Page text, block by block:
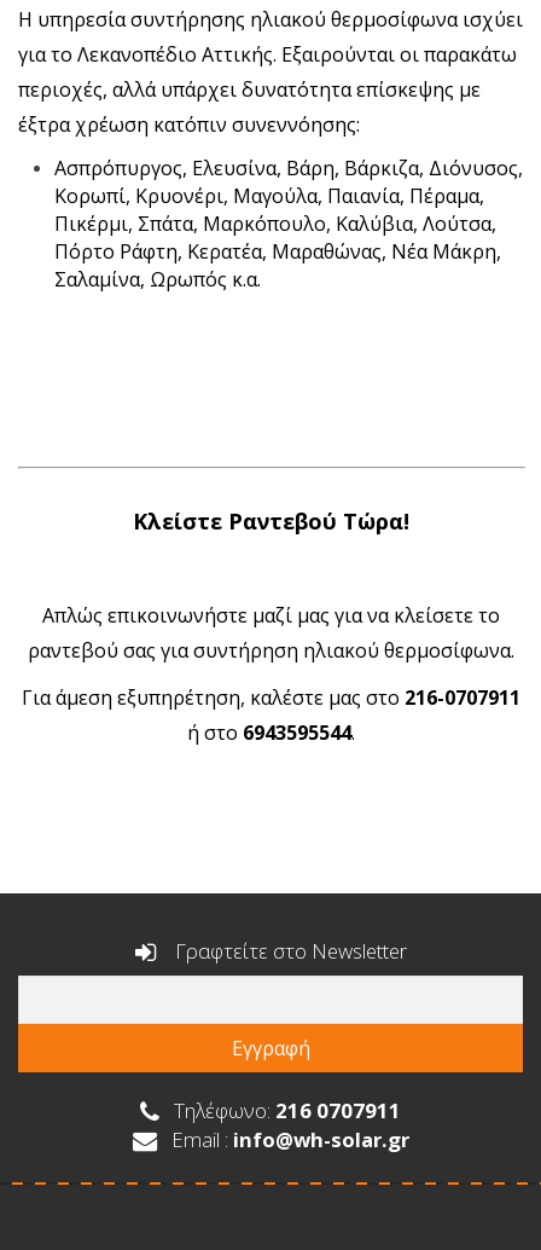
Η υπηρεσία συντήρησης ηλιακού θερμοσίφωνα ισχύει
για το Λεκανοπέδιο Αττικής. Εξαιρούνται οι παρακάτω
περιοχές, αλλά υπάρχει δυνατότητα επίσκεψης με
έξτρα χρέωση κατόπιν συνεννόησης:
Ασπρόπυργος, Ελευσίνα, Βάρη, Βάρκιζα, Διόνυσος,
Κορωπί, Κρυονέρι, Μαγούλα, Παιανία, Πέραμα,
Πικέρμι, Σπάτα, Μαρκόπουλο, Καλύβια, Λούτσα,
Πόρτο Ράφτη, Κερατέα, Μαραθώνας, Νέα Μάκρη,
Σαλαμίνα, Ωρωπός κ.α.
Κλείστε Ραντεβού Τώρα!
Απλώς επικοινωνήστε μαζί μας για να κλείσετε το
ραντεβού σας για συντήρηση ηλιακού θερμοσίφωνα.
Για άμεση εξυπηρέτηση, καλέστε μας στο 216-0707911
ή στο 6943595544.
Γραφτείτε στο Newsletter
Τηλέφωνο: 216 0707911
Email : info@wh-solar.gr